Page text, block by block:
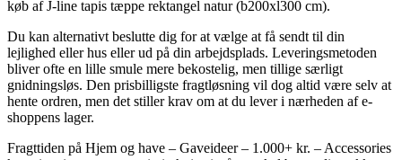
køb af J-line tapis tæppe rektangel natur (b200xl300 cm).
Du kan alternativt beslutte dig for at vælge at få sendt til din
lejlighed eller hus eller ud på din arbejdsplads. Leveringsmetoden
bliver ofte en lille smule mere bekostelig, men tillige særligt
gnidningsløs. Den prisbilligste fragtløsning vil dog altid være selv at
hente ordren, men det stiller krav om at du lever i nærheden af e-
shoppens lager.
Fragttiden på Hjem og have – Gaveideer – 1.000+ kr. – Accessories